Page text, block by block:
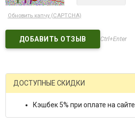
Обновить капчу (CAPTCHA)
Ctrl+Enter
ДОСТУПНЫЕ СКИДКИ
Кэшбек 5% при оплате на сайте